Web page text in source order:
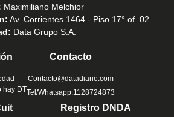
Maximiliano Melchior
Av. Corrientes 1464 - Piso 17° of. 02
Data Grupo S.A.
hay DT
Contacto
Contacto@datadiario.com
Tel/Whatsapp:1128724873
Registro DNDA